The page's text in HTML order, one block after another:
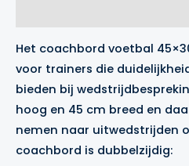
Het coachbord voetbal
voor trainers die
bieden bij
hoog en 45 cm breed en
nemen naar uitwedstrijden
coachbord is dubbelzijdig: